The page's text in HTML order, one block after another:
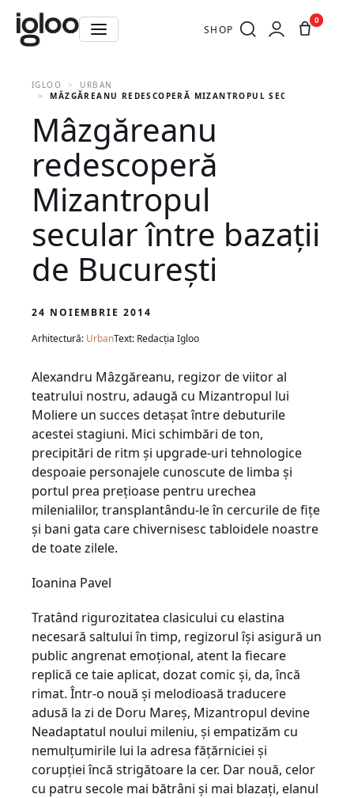
SHOP
0
IGLOO
URBAN
MÂZGĂREANU REDESCOPERĂ MIZANTROPUL SECULAR
Mâzgăreanu
redescoperă
Mizantropul
secular între bazaţii
de Bucureşti
24 NOIEMBRIE 2014
Arhitectură: UrbanText: Redacția Igloo
Alexandru Mâzgăreanu, regizor de viitor al
teatrului nostru, adaugă cu Mizantropul lui
Moliere un succes detaşat între debuturile
acestei stagiuni. Mici schimbări de ton,
precipitări de ritm şi upgrade-uri tehnologice
despoaie personajele cunoscute de limba şi
portul prea preţioase pentru urechea
milenialilor, transplantându-le în cercurile de fiţe
şi bani gata care chivernisesc tabloidele noastre
de toate zilele.
Ioanina Pavel
Tratând rigurozitatea clasicului cu elastina
necesară saltului în timp, regizorul îşi asigură un
public angrenat emoţional, atent la fiecare
replică ce taie aplicat, dozat comic şi, da, încă
rimat. Într-o nouă şi melodioasă traducere
adusă la zi de Doru Mareş, Mizantropul devine
Neadaptatul noului mileniu, şi empatizăm cu
nemulţumirile lui la adresa făţărniciei şi
corupţiei încă strigătoare la cer. Dar nouă, celor
cu patru secole mai bătrâni şi mai blazaţi, elanul